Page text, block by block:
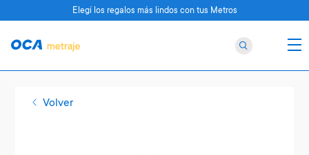
Volver
Elegí los regalos más lindos con tus Metros